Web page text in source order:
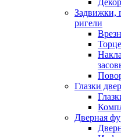
Задвижки,
ригели
Глазки
Дверная